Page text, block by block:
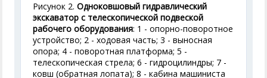
Рисунок 2.Одноковшовый гидравлический
экскаватор с телескопической подвеской
рабочего оборудования: 1 - опорно-поворотное
устройство; 2 - ходовая часть; 3 - выносная
опора; 4 - поворотная платформа; 5 -
телескопическая стрела; 6 - гидроцилиндры; 7 -
ковш (обратная лопата); 8 - кабина машиниста